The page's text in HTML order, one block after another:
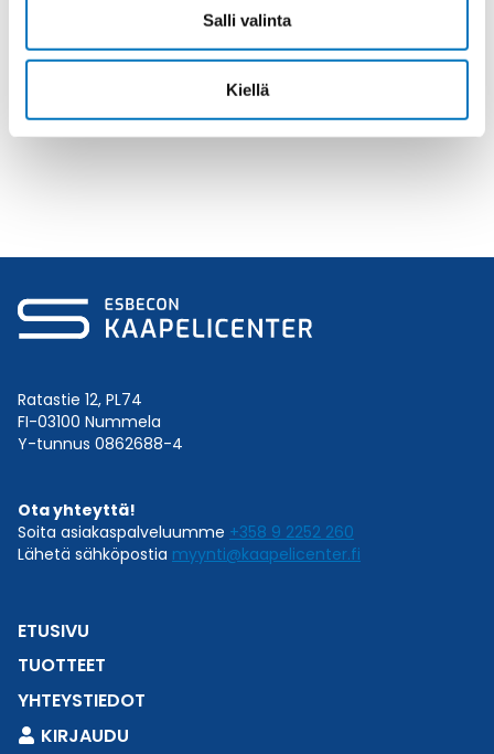
Salli valinta
Kiellä
myynti@kaapelicenter.fi
Ratastie 12, PL74
FI-03100 Nummela
Y-tunnus 0862688-4
Ota yhteyttä!
Soita asiakaspalveluumme +358 9 2252 260
Lähetä sähköpostia myynti@kaapelicenter.fi
ETUSIVU
TUOTTEET
YHTEYSTIEDOT
KIRJAUDU